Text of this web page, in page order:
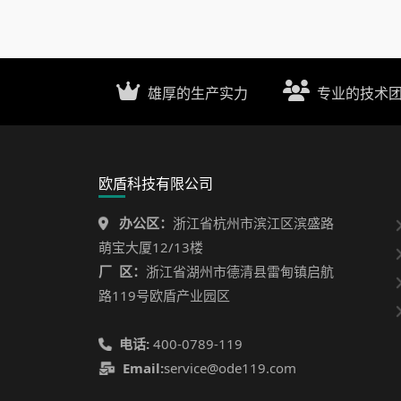
雄厚的生产实力 专业的技术
欧盾科技有限公司
办公区： 浙江省杭州市滨江区滨盛路
萌宝大厦12/13楼
厂 区： 浙江省湖州市德清县雷甸镇启航
路119号欧盾产业园区
电话: 400-0789-119
Email:service@ode119.com